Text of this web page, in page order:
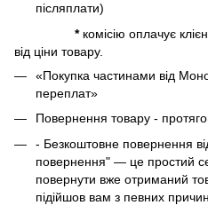
післяплати)
* комісію оплачує
від ціни товару.
«Покупка частинами від
переплат»
Повернення товару -
- Безкоштовне повернення
повернення" — це простий
повернути вже отриманий
підійшов вам з певних